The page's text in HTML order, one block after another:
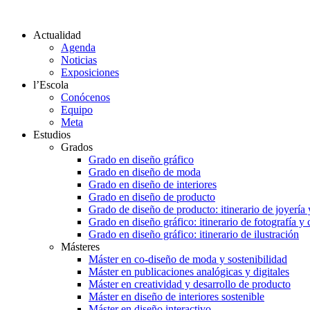
Actualidad
Agenda
Noticias
Exposiciones
l’Escola
Conócenos
Equipo
Meta
Estudios
Grados
Grado en diseño gráfico
Grado en diseño de moda
Grado en diseño de interiores
Grado en diseño de producto
Grado de diseño de producto: itinerario de joyería
Grado en diseño gráfico: itinerario de fotografía y
Grado en diseño gráfico: itinerario de ilustración
Másteres
Máster en co-diseño de moda y sostenibilidad
Máster en publicaciones analógicas y digitales
Máster en creatividad y desarrollo de producto
Máster en diseño de interiores sostenible